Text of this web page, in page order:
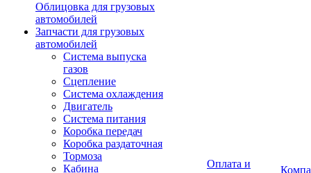
Облицовка для грузовых
автомобилей
Запчасти для грузовых
автомобилей
Система выпуска
газов
Сцепление
Система охлаждения
Двигатель
Система питания
Коробка передач
Коробка раздаточная
Тормоза
Кабина
Оплата и